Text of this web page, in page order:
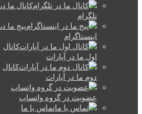
کانال ما در
تلگرام
پیج ما در
اینستاگرام
کانال
اول ما در آپارات
کانال
دوم ما در آپارات
عضویت در گروه واتساپ
تماس با ما